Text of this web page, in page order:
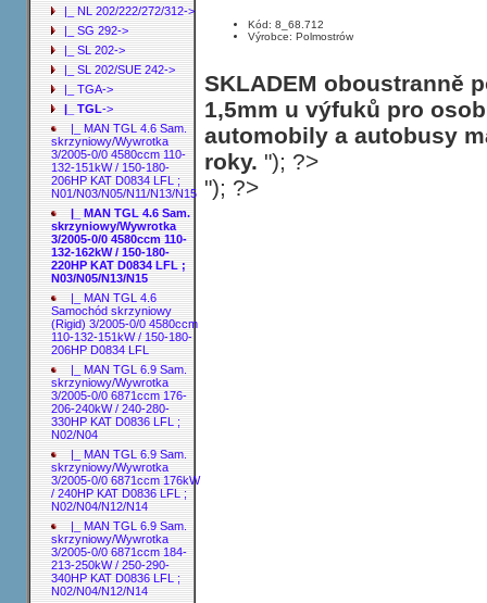
|_ NL 202/222/272/312->
|_ SG 292->
|_ SL 202->
|_ SL 202/SUE 242->
|_ TGA->
|_ TGL->
|_ MAN TGL 4.6 Sam.
skrzyniowy/Wywrotka
3/2005-0/0 4580ccm 110-
132-151kW / 150-180-
206HP KAT D0834 LFL ;
N01/N03/N05/N11/N13/N15
|_ MAN TGL 4.6 Sam.
skrzyniowy/Wywrotka
3/2005-0/0 4580ccm 110-
132-162kW / 150-180-
220HP KAT D0834 LFL ;
N03/N05/N13/N15
|_ MAN TGL 4.6
Samochód skrzyniowy
(Rigid) 3/2005-0/0 4580ccm
110-132-151kW / 150-180-
206HP D0834 LFL
|_ MAN TGL 6.9 Sam.
skrzyniowy/Wywrotka
3/2005-0/0 6871ccm 176-
206-240kW / 240-280-
330HP KAT D0836 LFL ;
N02/N04
|_ MAN TGL 6.9 Sam.
skrzyniowy/Wywrotka
3/2005-0/0 6871ccm 176kW
/ 240HP KAT D0836 LFL ;
N02/N04/N12/N14
|_ MAN TGL 6.9 Sam.
skrzyniowy/Wywrotka
3/2005-0/0 6871ccm 184-
213-250kW / 250-290-
340HP KAT D0836 LFL ;
N02/N04/N12/N14
Kód: 8_68.712
Výrobce: Polmostrów
SKLADEM oboustranně
1,5mm u výfuků pro
automobily a autobusy
roky. "); ?>
"); ?>